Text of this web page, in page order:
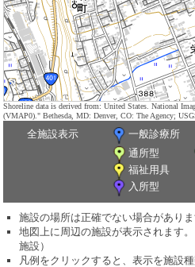
Shoreline data is derived from: United States. National
(VMAP0)." Bethesda, MD: Denver, CO: The Agency;
全施設表示 一般診療所
通所型
福祉用具
入所型
施設の場所は正確でない場合がありま
地図上に周辺の施設が表示されます
施設）
凡例をクリックすると、表示を施設